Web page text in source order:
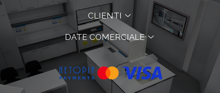
CLIENTI
DATE COMERCIALE